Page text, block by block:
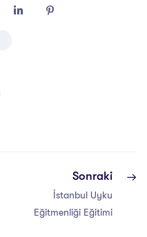
Sonraki
İstanbul Uyku
Eğitmenliği Eğitimi